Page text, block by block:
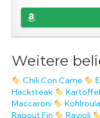
Weitere
Chili Con Carne
Hacksteak
Maccaroni
Ragout Fin
Ravioli